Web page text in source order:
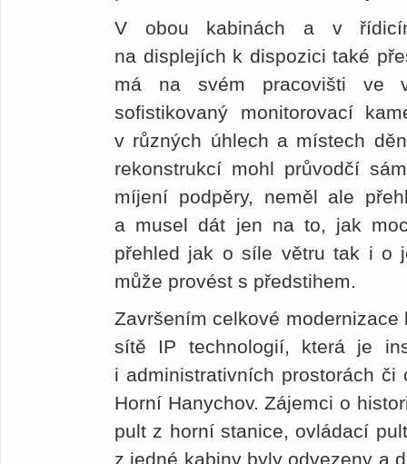
V obou kabinách a v
na displejích k dispozici také
má na svém pracovišti ve
sofistikovaný monitorovací
v různých úhlech a místech
rekonstrukcí mohl průvodčí
míjení podpěry, neměl ale
a musel dát jen na to, jak
přehled jak o síle větru tak i o
může provést s předstihem.
Završením celkové
sítě IP technologií, která je
i administrativních prostorách
Horní Hanychov. Zájemci o
pult z horní stanice, ovládací
z jedné kabiny byly odvezeny a